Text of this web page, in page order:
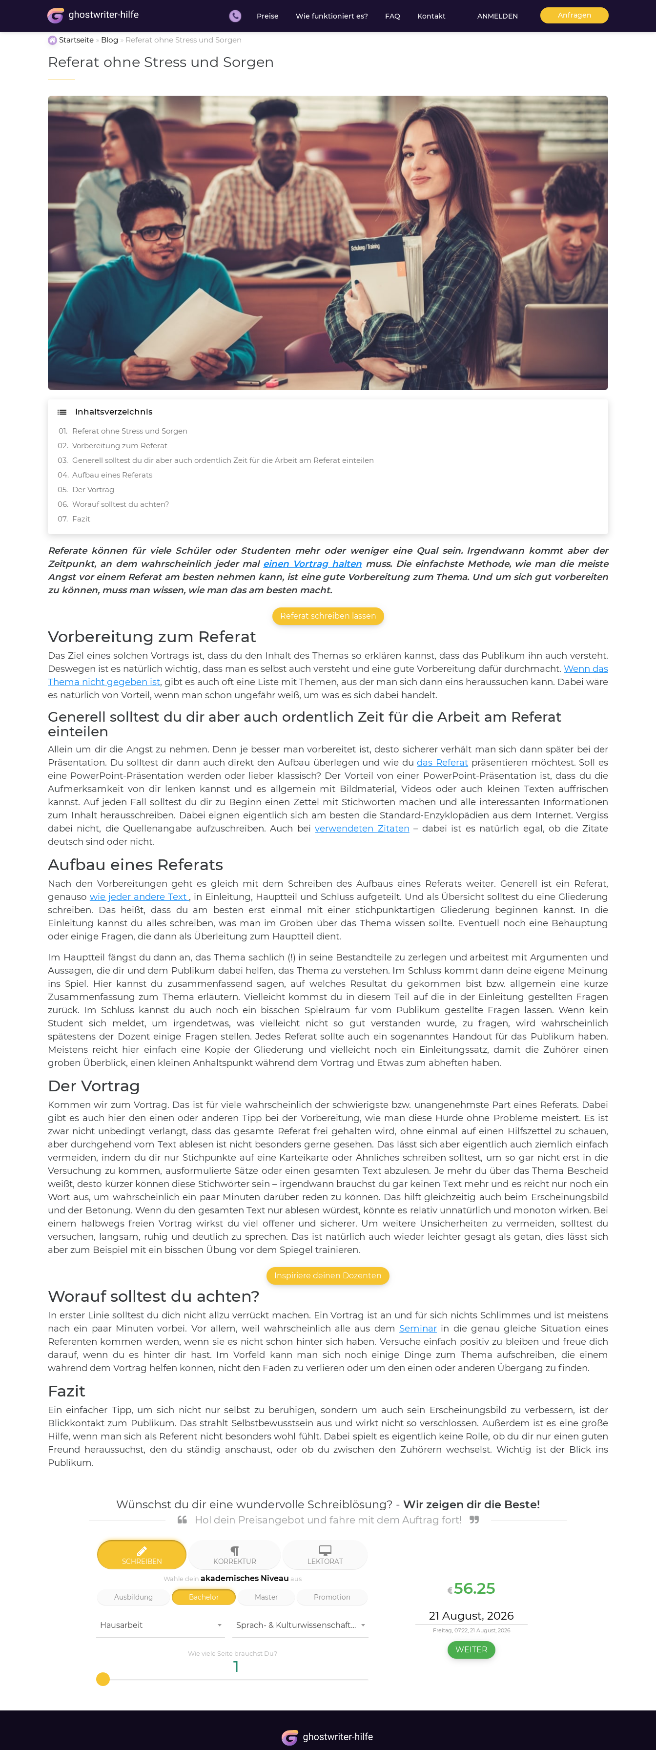
Preise Wie funktioniert es? FAQ Kontakt ANMELDEN Anfragen
Startseite Blog Referat ohne Stress und Sorgen
Referat ohne Stress und Sorgen
Inhaltsverzeichnis
Referat ohne Stress und Sorgen
Vorbereitung zum Referat
Generell solltest du dir aber auch ordentlich Zeit für die Arbeit am Referat einteilen
Aufbau eines Referats
Der Vortrag
Worauf solltest du achten?
Fazit
Referate können für viele Schüler oder Studenten mehr oder weniger eine Qual sein. Irgendwann kommt aber der
Zeitpunkt, an dem wahrscheinlich jeder mal einen Vortrag halten muss. Die einfachste Methode, wie man die meiste
Angst vor einem Referat am besten nehmen kann, ist eine gute Vorbereitung zum Thema. Und um sich gut vorbereiten
zu können, muss man wissen, wie man das am besten macht.
Referat schreiben lassen
Vorbereitung zum Referat
Das Ziel eines solchen Vortrags ist, dass du den Inhalt des Themas so erklären kannst, dass das Publikum ihn auch versteht.
Deswegen ist es natürlich wichtig, dass man es selbst auch versteht und eine gute Vorbereitung dafür durchmacht. Wenn das
Thema nicht gegeben ist, gibt es auch oft eine Liste mit Themen, aus der man sich dann eins heraussuchen kann. Dabei wäre
es natürlich von Vorteil, wenn man schon ungefähr weiß, um was es sich dabei handelt.
Generell solltest du dir aber auch ordentlich Zeit für die Arbeit am Referat
einteilen
Allein um dir die Angst zu nehmen. Denn je besser man vorbereitet ist, desto sicherer verhält man sich dann später bei der
Präsentation. Du solltest dir dann auch direkt den Aufbau überlegen und wie dudas Referat präsentieren möchtest. Soll es
eine PowerPoint-Präsentation werden oder lieber klassisch? Der Vorteil von einer PowerPoint-Präsentation ist, dass du die
Aufmerksamkeit von dir lenken kannst und es allgemein mit Bildmaterial, Videos oder auch kleinen Texten auffrischen
kannst. Auf jeden Fall solltest du dir zu Beginn einen Zettel mit Stichworten machen und alle interessanten Informationen
zum Inhalt herausschreiben. Dabei eignen eigentlich sich am besten die Standard-Enzyklopädien aus dem Internet. Vergiss
dabei nicht, die Quellenangabe aufzuschreiben. Auch beiverwendeten Zitaten – dabei ist es natürlich egal, ob die Zitate
deutsch sind oder nicht.
Aufbau eines Referats
Nach den Vorbereitungen geht es gleich mit dem Schreiben des Aufbaus eines Referats weiter. Generell ist ein Referat,
genauso wie jeder andere Text , in Einleitung, Hauptteil und Schluss aufgeteilt. Und als Übersicht solltest du eine Gliederung
schreiben. Das heißt, dass du am besten erst einmal mit einer stichpunktartigen Gliederung beginnen kannst. In die
Einleitung kannst du alles schreiben, was man im Groben über das Thema wissen sollte. Eventuell noch eine Behauptung
oder einige Fragen, die dann als Überleitung zum Hauptteil dient.
Im Hauptteil fängst du dann an, das Thema sachlich (!) in seine Bestandteile zu zerlegen und arbeitest mit Argumenten und
Aussagen, die dir und dem Publikum dabei helfen, das Thema zu verstehen. Im Schluss kommt dann deine eigene Meinung
ins Spiel. Hier kannst du zusammenfassend sagen, auf welches Resultat du gekommen bist bzw. allgemein eine kurze
Zusammenfassung zum Thema erläutern. Vielleicht kommst du in diesem Teil auf die in der Einleitung gestellten Fragen
zurück. Im Schluss kannst du auch noch ein bisschen Spielraum für vom Publikum gestellte Fragen lassen. Wenn kein
Student sich meldet, um irgendetwas, was vielleicht nicht so gut verstanden wurde, zu fragen, wird wahrscheinlich
spätestens der Dozent einige Fragen stellen. Jedes Referat sollte auch ein sogenanntes Handout für das Publikum haben.
Meistens reicht hier einfach eine Kopie der Gliederung und vielleicht noch ein Einleitungssatz, damit die Zuhörer einen
groben Überblick, einen kleinen Anhaltspunkt während dem Vortrag und Etwas zum abheften haben.
Der Vortrag
Kommen wir zum Vortrag. Das ist für viele wahrscheinlich der schwierigste bzw. unangenehmste Part eines Referats. Dabei
gibt es auch hier den einen oder anderen Tipp bei der Vorbereitung, wie man diese Hürde ohne Probleme meistert. Es ist
zwar nicht unbedingt verlangt, dass das gesamte Referat frei gehalten wird, ohne einmal auf einen Hilfszettel zu schauen,
aber durchgehend vom Text ablesen ist nicht besonders gerne gesehen. Das lässt sich aber eigentlich auch ziemlich einfach
vermeiden, indem du dir nur Stichpunkte auf eine Karteikarte oder Ähnliches schreiben solltest, um so gar nicht erst in die
Versuchung zu kommen, ausformulierte Sätze oder einen gesamten Text abzulesen. Je mehr du über das Thema Bescheid
weißt, desto kürzer können diese Stichwörter sein – irgendwann brauchst du gar keinen Text mehr und es reicht nur noch ein
Wort aus, um wahrscheinlich ein paar Minuten darüber reden zu können. Das hilft gleichzeitig auch beim Erscheinungsbild
und der Betonung. Wenn du den gesamten Text nur ablesen würdest, könnte es relativ unnatürlich und monoton wirken. Bei
einem halbwegs freien Vortrag wirkst du viel offener und sicherer. Um weitere Unsicherheiten zu vermeiden, solltest du
versuchen, langsam, ruhig und deutlich zu sprechen. Das ist natürlich auch wieder leichter gesagt als getan, dies lässt sich
aber zum Beispiel mit ein bisschen Übung vor dem Spiegel trainieren.
Inspiriere deinen Dozenten
Worauf solltest du achten?
In erster Linie solltest du dich nicht allzu verrückt machen. Ein Vortrag ist an und für sich nichts Schlimmes und ist meistens
nach ein paar Minuten vorbei. Vor allem, weil wahrscheinlich alle aus dem Seminar in die genau gleiche Situation eines
Referenten kommen werden, wenn sie es nicht schon hinter sich haben. Versuche einfach positiv zu bleiben und freue dich
darauf, wenn du es hinter dir hast. Im Vorfeld kann man sich noch einige Dinge zum Thema aufschreiben, die einem
während dem Vortrag helfen können, nicht den Faden zu verlieren oder um den einen oder anderen Übergang zu finden.
Fazit
Ein einfacher Tipp, um sich nicht nur selbst zu beruhigen, sondern um auch sein Erscheinungsbild zu verbessern, ist der
Blickkontakt zum Publikum. Das strahlt Selbstbewusstsein aus und wirkt nicht so verschlossen. Außerdem ist es eine große
Hilfe, wenn man sich als Referent nicht besonders wohl fühlt. Dabei spielt es eigentlich keine Rolle, ob du dir nur einen guten
Freund heraussuchst, den du ständig anschaust, oder ob du zwischen den Zuhörern wechselst. Wichtig ist der Blick ins
Publikum.
Wünschst du dir eine wundervolle Schreiblösung? - Wir zeigen dir die Beste!
Hol dein Preisangebot und fahre mit dem Auftrag fort!
SCHREIBEN KORREKTUR LEKTORAT
Wähle dein akademisches Niveau aus
Ausbildung Bachelor Master Promotion
Hausarbeit Sprach- & Kulturwissenschaften
Wie viele Seite brauchst Du?
56.25
Freitag, 07:22, 21 August, 2026
WEITER